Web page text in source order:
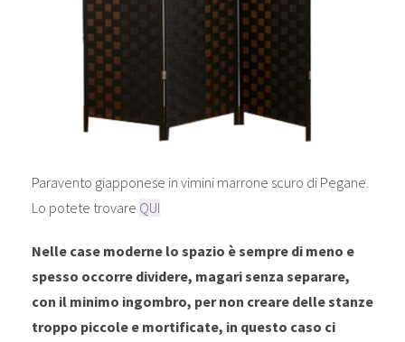
Paravento giapponese in vimini marrone scuro di Pegane.
Lo potete trovare QUI
Nelle case moderne lo spazio è sempre di meno e
spesso occorre dividere, magari senza separare,
con il minimo ingombro, per non creare delle stanze
troppo piccole e mortificate, in questo caso ci